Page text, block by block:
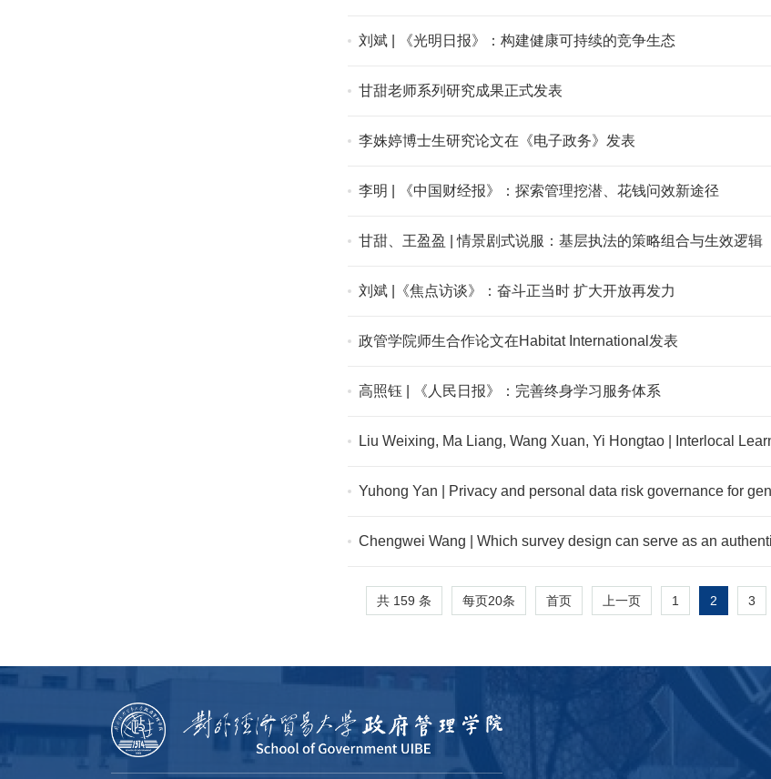
刘斌 | 《光明日报》：构建健康可持续的竞争生态
甘甜老师系列研究成果正式发表
李姝婷博士生研究论文在《电子政务》发表
李明 | 《中国财经报》：探索管理挖潜、花钱问效新途径
甘甜、王盈盈 | 情景剧式说服：基层执法的策略组合与生效逻辑
刘斌 |《焦点访谈》：奋斗正当时 扩大开放再发力
政管学院师生合作论文在Habitat International发表
高照钰 | 《人民日报》：完善终身学习服务体系
Liu Weixing, Ma Liang, Wang Xuan, Yi Hongtao | Interlocal
Yuhong Yan | Privacy and personal data risk governance for
Chengwei Wang | Which survey design can serve as an
共 159 条 每页20条 首页 上一页 1 2 3